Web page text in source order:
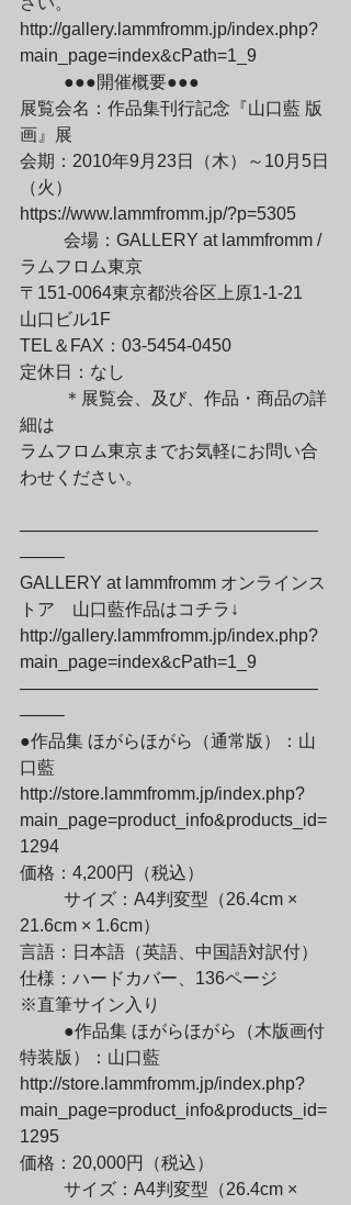
http://gallery.lammfromm.jp/index.php?
main_page=index&cPath=1_9
展覧会名：作品集刊行記念『山口藍 版
画』展
会期：2010年9月23日（木）～10月5日
（火）
https://www.lammfromm.jp/?p=5305
ラムフロム東京
〒151-0064東京都渋谷区上原1-1-21
山口ビル1F
TEL＆FAX：03-5454-0450
定休日：なし
細は
ラムフロム東京までお気軽にお問い合
わせください。
—————————————————
——–
GALLERY at lammfromm オンラインス
トア　山口藍作品はコチラ↓
http://gallery.lammfromm.jp/index.php?
main_page=index&cPath=1_9
—————————————————
——–
●作品集 ほがらほがら（通常版）：山
口藍
http://store.lammfromm.jp/index.php?
main_page=product_info&products_id=
1294
価格：4,200円（税込）
21.6cm × 1.6cm）
言語：日本語（英語、中国語対訳付）
仕様：ハードカバー、136ページ
※直筆サイン入り
特装版）：山口藍
http://store.lammfromm.jp/index.php?
main_page=product_info&products_id=
1295
価格：20,000円（税込）